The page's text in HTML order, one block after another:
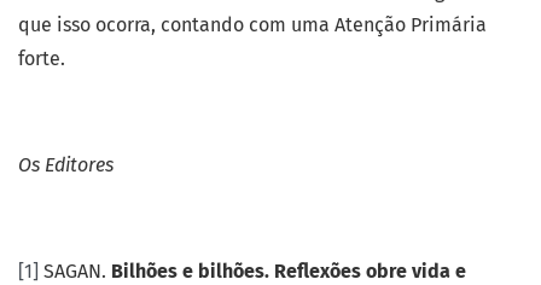
que isso ocorra, contando com uma Atenção Primária
forte.
Os Editores
[1] SAGAN. Bilhões e bilhões. Reflexões obre vida e